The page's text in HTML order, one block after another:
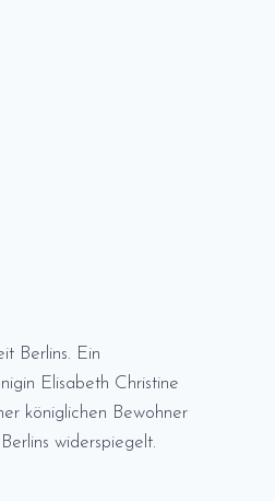
Berlins. Ein
Elisabeth Christine
königlichen Bewohner
widerspiegelt.